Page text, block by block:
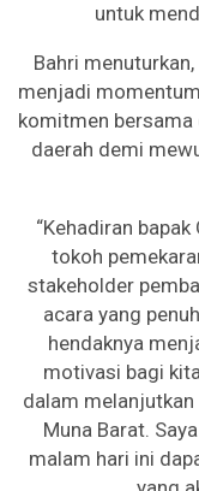
untuk
Bahri
menjadi
komitmen bersama
daerah demi
“Kehadiran
tokoh
stakeholder
acara yang
hendaknya
motivasi bagi
dalam melanjutkan
Muna Barat.
malam hari ini